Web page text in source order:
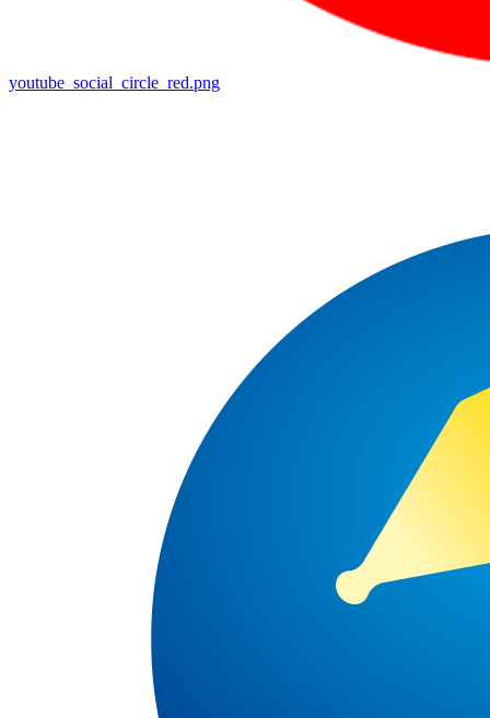
youtube_social_circle_red.png